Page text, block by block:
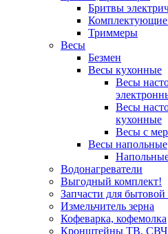
Бритвы
Комплектующие
Триммеры
Весы
Безмен
Весы кухонные
Весы
Весы
кухонные
Весы с
Весы напольные
Водонагреватели
Выгодный комплект!
Запчасти для бытовой
Измельчитель зерна
Кофеварка, кофемолка
Кронштейны ТВ, СВЧ